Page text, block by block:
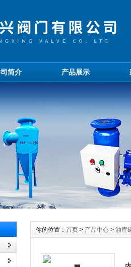
简介 产品展示
你的位置： 首页 > 产品中心 > 油库